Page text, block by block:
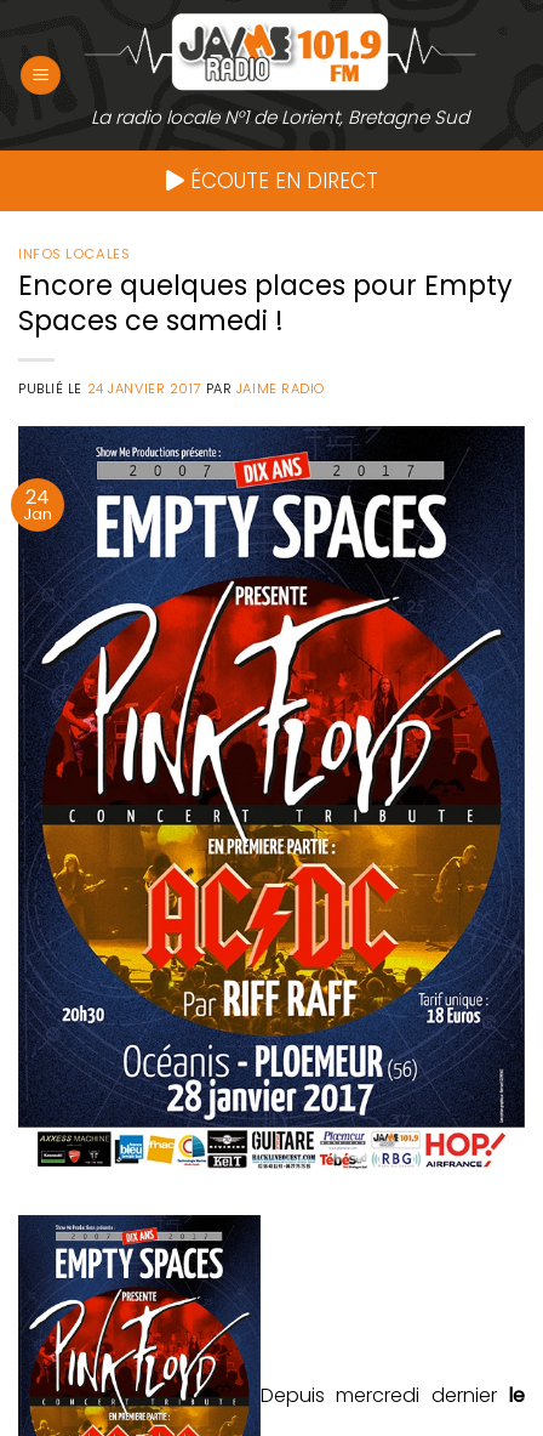
contenu
La radio locale N°1 de Lorient, Bretagne Sud
ÉCOUTE EN DIRECT
INFOS LOCALES
Encore quelques places pour Empty
Spaces ce samedi !
PUBLIÉ LE 24 JANVIER 2017 PAR JAIME RADIO
24
Jan
Depuis mercredi dernier le